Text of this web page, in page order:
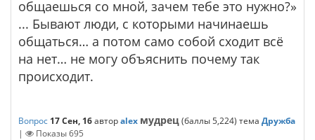
общаешься со мной, зачем тебе это нужно?»
... Бывают люди, с которыми начинаешь
общаться… а потом само собой сходит всё
на нет… не могу объяснить почему так
происходит.
Вопрос 17 Сен, 16авторalex мудрец(баллы5,224) тема Дружба
|
Показы695